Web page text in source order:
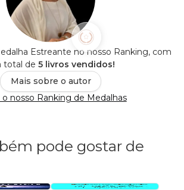
Estreante no nosso Ranking, com
total de 5 livros vendidos!
Mais sobre o autor
nosso Ranking de Medalhas
pode gostar de